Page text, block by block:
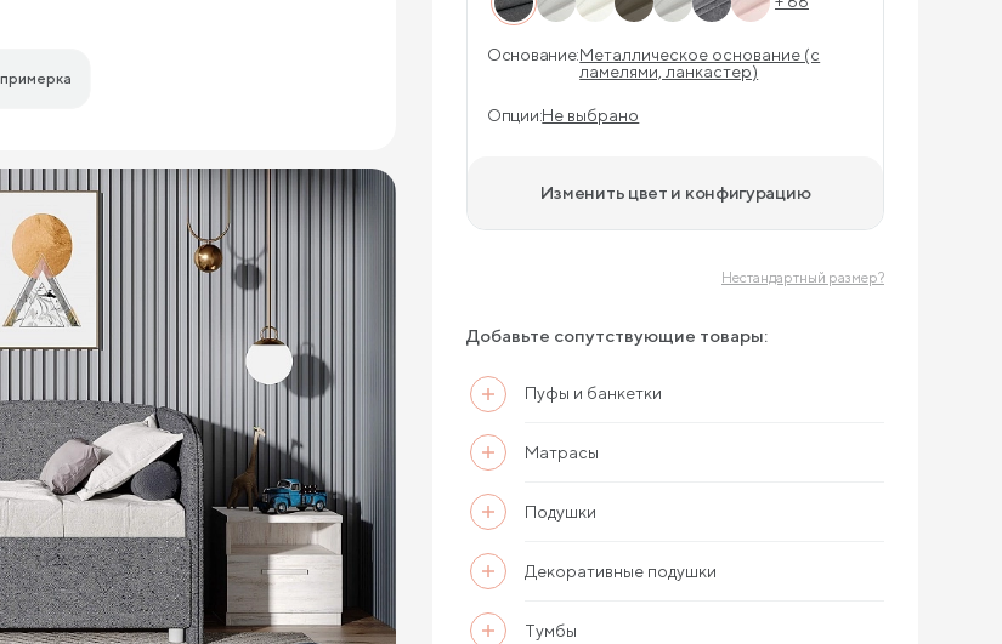
Основание:Металлическое основание (с
ламелями, ланкастер)
Опции:Не выбрано
Изменить цвет и конфигурацию
Нестандартный размер?
Добавьте сопутствующие товары:
Пуфы и банкетки
Матрасы
Подушки
Декоративные подушки
Тумбы